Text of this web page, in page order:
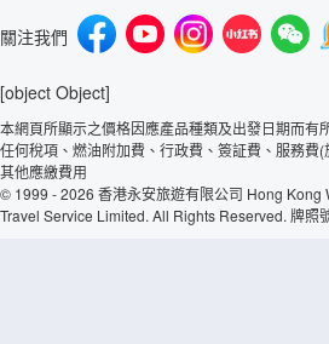
關注我們
[object Object]
本網頁所顯示之價格因應產品種類及出發日期而有
任何稅項、燃油附加費、行政費、簽証費、服務費(
其他應繳費用
© 1999 - 2026 香港永安旅遊有限公司 Hong Kong
Travel Service Limited. All Rights Reserved. 牌照